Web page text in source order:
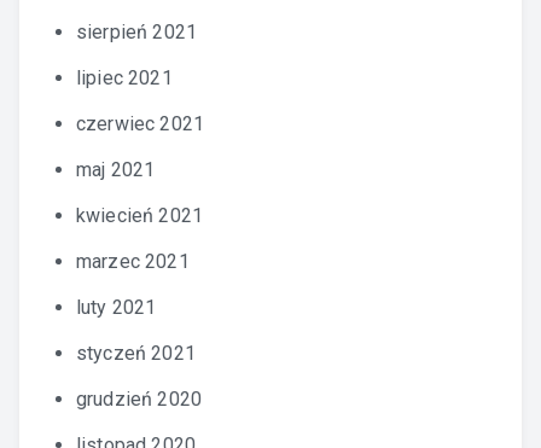
sierpień 2021
lipiec 2021
czerwiec 2021
maj 2021
kwiecień 2021
marzec 2021
luty 2021
styczeń 2021
grudzień 2020